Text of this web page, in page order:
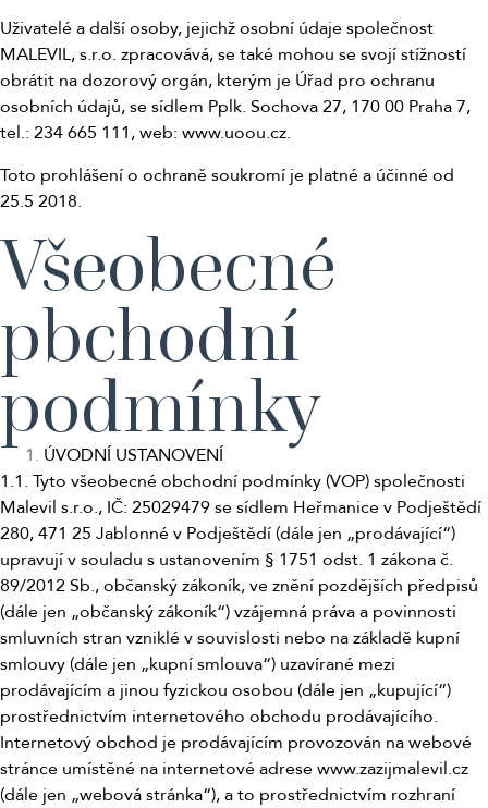
Uživatelé a další osoby, jejichž osobní údaje společnost
MALEVIL, s.r.o. zpracovává, se také mohou se svojí stížností
obrátit na dozorový orgán, kterým je Úřad pro ochranu
osobních údajů, se sídlem Pplk. Sochova 27, 170 00 Praha 7,
tel.: 234 665 111, web: www.uoou.cz.
Toto prohlášení o ochraně soukromí je platné a účinné od
25.5 2018.
Všeobecné
pbchodní
podmínky
ÚVODNÍ USTANOVENÍ
1.1. Tyto všeobecné obchodní podmínky (VOP) společnosti
Malevil s.r.o., IČ: 25029479 se sídlem Heřmanice v Podještědí
280, 471 25 Jablonné v Podještědí (dále jen „prodávající“)
upravují v souladu s ustanovením § 1751 odst. 1 zákona č.
89/2012 Sb., občanský zákoník, ve znění pozdějších předpisů
(dále jen „občanský zákoník“) vzájemná práva a povinnosti
smluvních stran vzniklé v souvislosti nebo na základě kupní
smlouvy (dále jen „kupní smlouva“) uzavírané mezi
prodávajícím a jinou fyzickou osobou (dále jen „kupující“)
prostřednictvím internetového obchodu prodávajícího.
Internetový obchod je prodávajícím provozován na webové
stránce umístěné na internetové adrese www.zazijmalevil.cz
(dále jen „webová stránka“), a to prostřednictvím rozhraní